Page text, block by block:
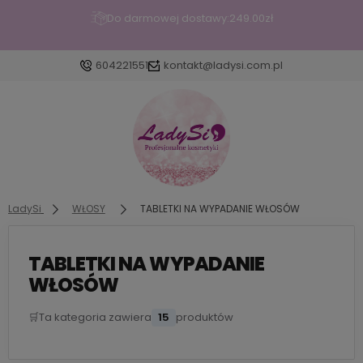
Do darmowej dostawy:249.00zł
604221551 kontakt@ladysi.com.pl
Zaloguj się
Załóż konto
Wybierz coś dla siebie z naszej aktualnej oferty lub
zaloguj się, aby przywrócić dodane produkty do
listy z poprzedniej sesji.
LadySi WŁOSY TABLETKI NA WYPADANIE WŁOSÓW
TABLETKI NA WYPADANIE
WŁOSÓW
🛒Ta kategoria zawiera 15 produktów